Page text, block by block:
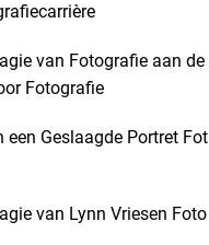
van Fotografie aan de
Fotografie
een Geslaagde Portret Fot
van Lynn Vriesen Foto